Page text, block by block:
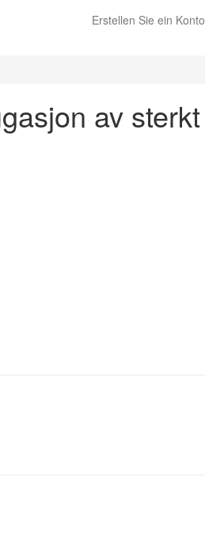
Erstellen Sie ein Konto
av sterkt